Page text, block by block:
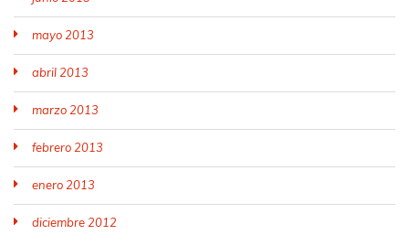
mayo 2013
abril 2013
marzo 2013
febrero 2013
enero 2013
diciembre 2012